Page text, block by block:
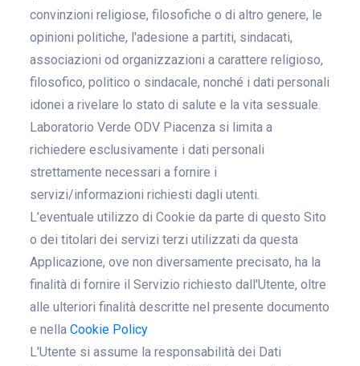
convinzioni religiose, filosofiche o di altro genere, le
opinioni politiche, l'adesione a partiti, sindacati,
associazioni od organizzazioni a carattere religioso,
filosofico, politico o sindacale, nonché i dati personali
idonei a rivelare lo stato di salute e la vita sessuale.
Laboratorio Verde ODV Piacenza si limita a
richiedere esclusivamente i dati personali
strettamente necessari a fornire i
servizi/informazioni richiesti dagli utenti.
L’eventuale utilizzo di Cookie da parte di questo Sito
o dei titolari dei servizi terzi utilizzati da questa
Applicazione, ove non diversamente precisato, ha la
finalità di fornire il Servizio richiesto dall'Utente, oltre
alle ulteriori finalità descritte nel presente documento
e nella Cookie Policy
L'Utente si assume la responsabilità dei Dati